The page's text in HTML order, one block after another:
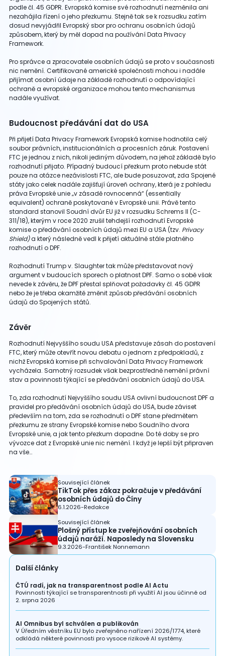
podle čl. 45 GDPR. Evropská komise své rozhodnutí nezměnila ani
nezahájila řízení o jeho přezkumu. Stejně tak se k rozsudku zatím
dosud nevyjádřil Evropský sbor pro ochranu osobních údajů
způsobem, který by měl dopad na používání Data Privacy
Framework.
Pro správce a zpracovatele osobních údajů se proto v současnosti
nic nemění. Certifikované americké společnosti mohou i nadále
přijímat osobní údaje na základě rozhodnutí o odpovídající
ochraně a evropské organizace mohou tento mechanismus
nadále využívat.
Budoucnost předávání dat do USA
Při přijetí Data Privacy Framework Evropská komise hodnotila celý
soubor právních, institucionálních a procesních záruk. Postavení
FTC je jednou z nich, nikoli jediným důvodem, na jehož základě bylo
rozhodnutí přijato. Případný budoucí přezkum proto nebude stát
pouze na otázce nezávislosti FTC, ale bude posuzovat, zda Spojené
státy jako celek nadále zajišťují úroveň ochrany, která je z pohledu
práva Evropské unie „v zásadě rovnocenná“ (essentially
equivalent) ochraně poskytované v Evropské unii. Právě tento
standard stanovil Soudní dvůr EU již v rozsudku Schrems II (C-
311/18), kterým v roce 2020 zrušil tehdejší rozhodnutí Evropské
komise o předávání osobních údajů mezi EU a USA (tzv. Privacy
Shield)a který následně vedl k přijetí aktuálně stále platného
rozhodnutí o DPF.
Rozhodnutí Trump v. Slaughter tak může představovat nový
argument v budoucích sporech o platnost DPF. Samo o sobě však
nevede k závěru, že DPF přestal splňovat požadavky čl. 45 GDPR
nebo že je třeba okamžitě změnit způsob předávání osobních
údajů do Spojených států.
Závěr
Rozhodnutí Nejvyššího soudu USA představuje zásah do postavení
FTC, který může otevřít novou debatu o jednom z předpokladů, z
nichž Evropská komise při schvalování Data Privacy Framework
vycházela. Samotný rozsudek však bezprostředně nemění právní
stav a povinnosti týkající se předávání osobních údajů do USA.
To, zda rozhodnutí Nejvyššího soudu USA ovlivní budoucnost DPF a
pravidel pro předávání osobních údajů do USA, bude záviset
především na tom, zda se rozhodnutí o DPF stane předmětem
přezkumu ze strany Evropské komise nebo Soudního dvora
Evropské unie, a jak tento přezkum dopadne. Do té doby se pro
vývozce dat z Evropské unie nic nemění. I když je lepší být připraven
na vše…
Související článek
TikTok přes zákaz pokračuje v předávání
osobních údajů do Číny
6.1.2026-Redakce
Související článek
Plošný přístup ke zveřejňování osobních
údajů naráží. Naposledy na Slovensku
9.3.2026-František Nonnemann
Další články
ČTÚ radí, jak na transparentnost podle AI Actu
Povinnosti týkající se transparentnosti při využití AI jsou účinné od
2. srpna 2026
AI Omnibus byl schválen a publikován
V Úředním věstníku EU bylo zveřejněno nařízení 2026/1774, které
odkládá některé povinnosti pro vysoce rizikové AI systémy.